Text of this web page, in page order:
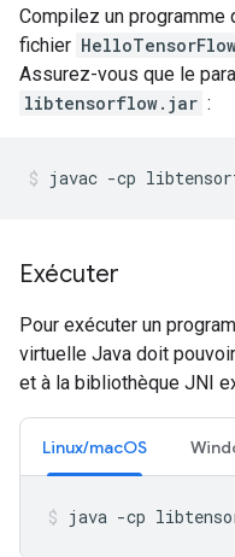
Compilez un programme
fichier
Assurez-vous que le
libtensorflow.jar :
Exécuter
Pour exécuter un
virtuelle Java doit
et à la bibliothèque JNI
Linux/macOS
java -cp